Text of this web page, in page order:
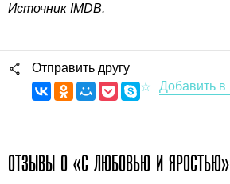
Источник IMDB.
Отправить другу
ОТЗЫВЫ О «С ЛЮБОВЬЮ И ЯРОСТЬЮ»